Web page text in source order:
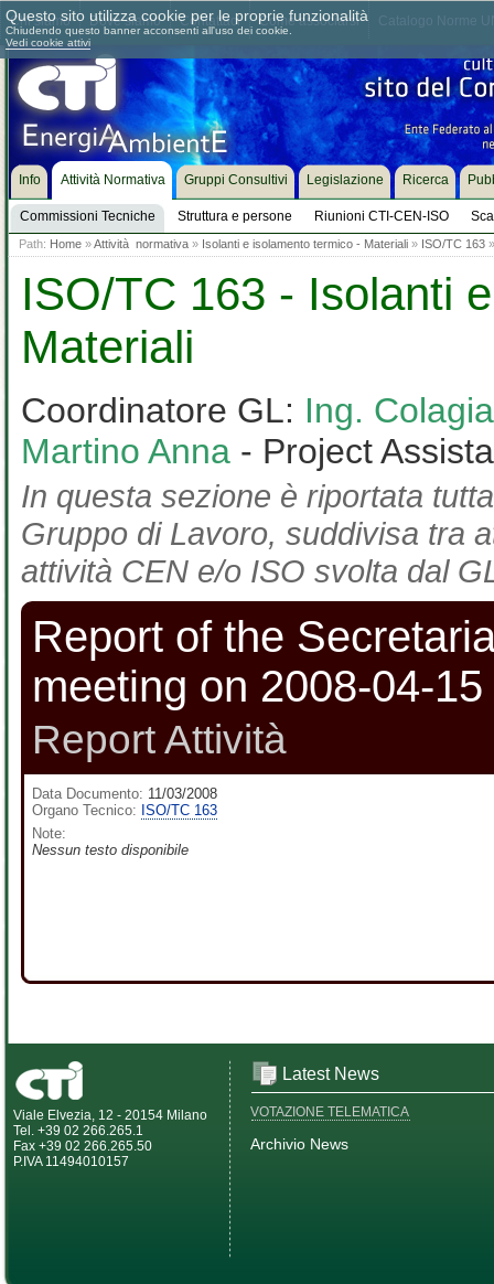
Chi siamo Dove siamo Contattaci Come associarsi
Info Attività Normativa
Commissioni Tecniche Struttura e persone Riunioni CTI-CEN-ISO
Gruppi Consultivi Legislazione Ricerca
Path: Home »Attività normativa » Isolanti e isolamento termico - Materiali » ISO/TC 163
ISO/TC 163 - Isolanti
Materiali
Coordinatore GL: Ing.
Martino Anna - Project
In questa sezione è riportata
Gruppo di Lavoro, suddivisa tra
attività CEN e/o ISO svolta dal
Report of the
meeting on 2008-04-
Report Attività
Data Documento: 11/03/2008
Organo Tecnico: ISO/TC 163
Note:
Nessun testo disponibile
Viale Elvezia, 12 - 20154 Milano
Tel. +39 02 266.265.1
Fax +39 02 266.265.50
P.IVA 11494010157
Latest News
VOTAZIONE TELEMATICA
Archivio News
Questo sito utilizza cookie per le proprie funzionalità
Chiudendo questo banner acconsenti all'uso dei cookie.
Vedi cookie attivi